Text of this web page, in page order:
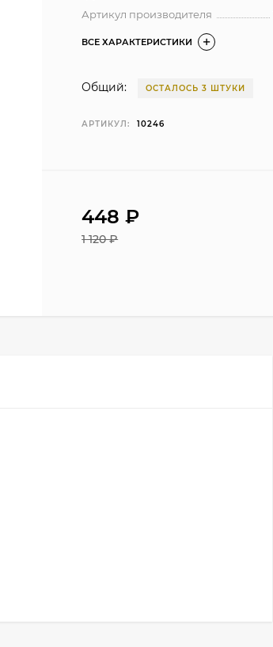
Артикул производителя
ВСЕ ХАРАКТЕРИСТИКИ
Общий: ОСТАЛОСЬ 3 ШТУКИ
АРТИКУЛ: 10246
448 ₽
1 120 ₽